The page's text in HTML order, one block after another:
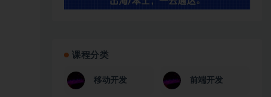
课程分类
移动开发 前端开发